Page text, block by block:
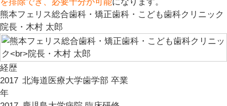
熊本フェリス総合歯科・矯正歯科・こども歯科クリニック
院長・木村 太郎
経歴
2017
年
北海道医療大学歯学部 卒業